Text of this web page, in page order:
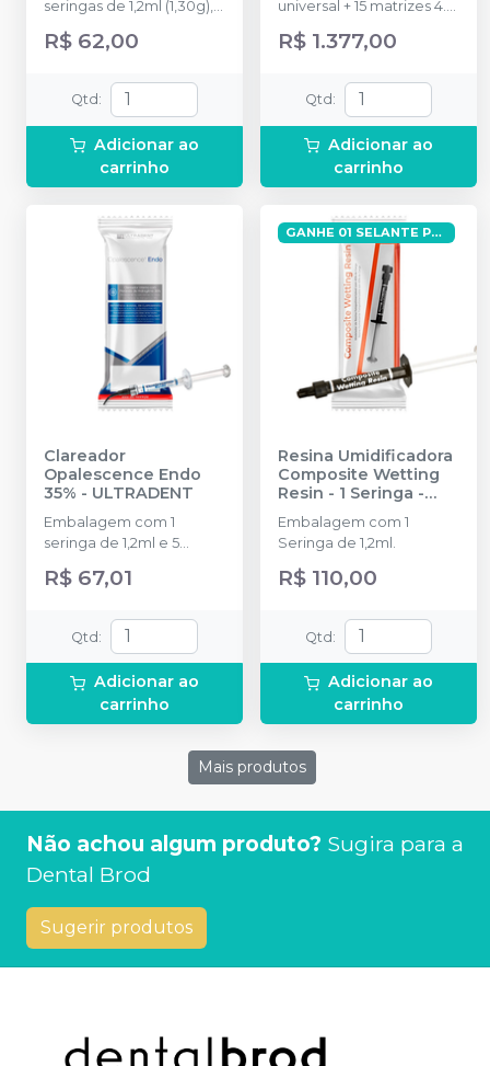
seringas de 1,2ml (1,30g), 4
R$ 62,00
Qtd :
Adicionar ao
carrinho
universal + 15 matrizes 4.5
+ 15 matrizes 6.5 mm + 15
(amarelo) + 20 cunhas
Médias (azul) + 15 cunhas
Grandes (verde) + 1
carrossel Halo.
R$ 1.377,00
Qtd :
Adicionar ao
carrinho
Clareador
Opalescence Endo
35% - ULTRADENT
Embalagem com 1
seringa de 1,2ml e 5
pontas aplicadoras Black
Mini Tip.
R$ 67,01
Qtd:
Adicionar ao
carrinho
GANHE 01 SELANTE PERMASEAL
Resina Umidificadora
Composite Wetting
Resin - 1 Seringa -
ULTRADENT
Embalagem com 1
Seringa de 1,2ml.
R$ 110,00
Qtd:
Adicionar ao
carrinho
Mais produtos
Não achou algum produto? Sugira para a
Dental Brod
Sugerir produtos